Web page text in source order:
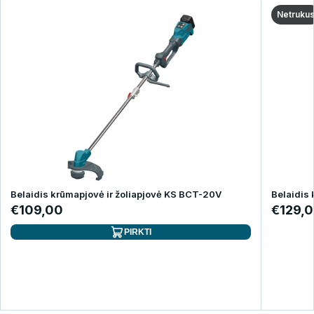
Belaidis krūmapjovė ir žoliapjovė KS BCT-20V
€109,00
PIRKTI
Netrukus
Belaidis